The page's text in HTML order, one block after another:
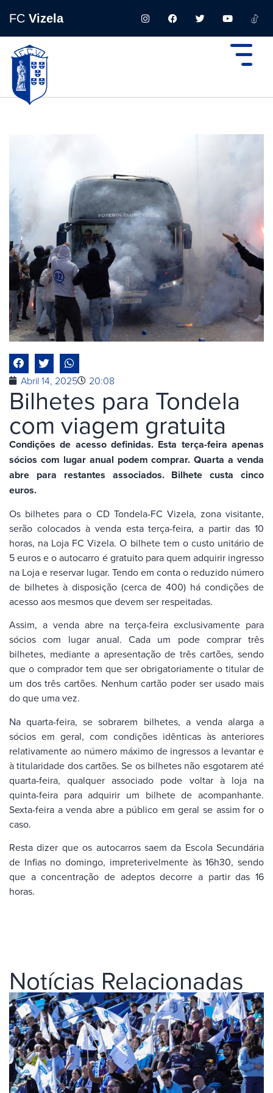
FC Vizela
Abril 14, 2025 20:08
Bilhetes para Tondela
com viagem gratuita
Condições de acesso definidas. Esta terça-feira apenas
sócios com lugar anual podem comprar. Quarta a venda
abre para restantes associados. Bilhete custa cinco
euros.
Os bilhetes para o CD Tondela-FC Vizela, zona visitante,
serão colocados à venda esta terça-feira, a partir das 10
horas, na Loja FC Vizela. O bilhete tem o custo unitário de
5 euros e o autocarro é gratuito para quem adquirir ingresso
na Loja e reservar lugar. Tendo em conta o reduzido número
de bilhetes à disposição (cerca de 400) há condições de
acesso aos mesmos que devem ser respeitadas.
Assim, a venda abre na terça-feira exclusivamente para
sócios com lugar anual. Cada um pode comprar três
bilhetes, mediante a apresentação de três cartões, sendo
que o comprador tem que ser obrigatoriamente o titular de
um dos três cartões. Nenhum cartão poder ser usado mais
do que uma vez.
Na quarta-feira, se sobrarem bilhetes, a venda alarga a
sócios em geral, com condições idênticas às anteriores
relativamente ao número máximo de ingressos a levantar e
à titularidade dos cartões. Se os bilhetes não esgotarem até
quarta-feira, qualquer associado pode voltar à loja na
quinta-feira para adquirir um bilhete de acompanhante.
Sexta-feira a venda abre a público em geral se assim for o
caso.
Resta dizer que os autocarros saem da Escola Secundária
de Infias no domingo, impreterivelmente às 16h30, sendo
que a concentração de adeptos decorre a partir das 16
horas.
Notícias Relacionadas